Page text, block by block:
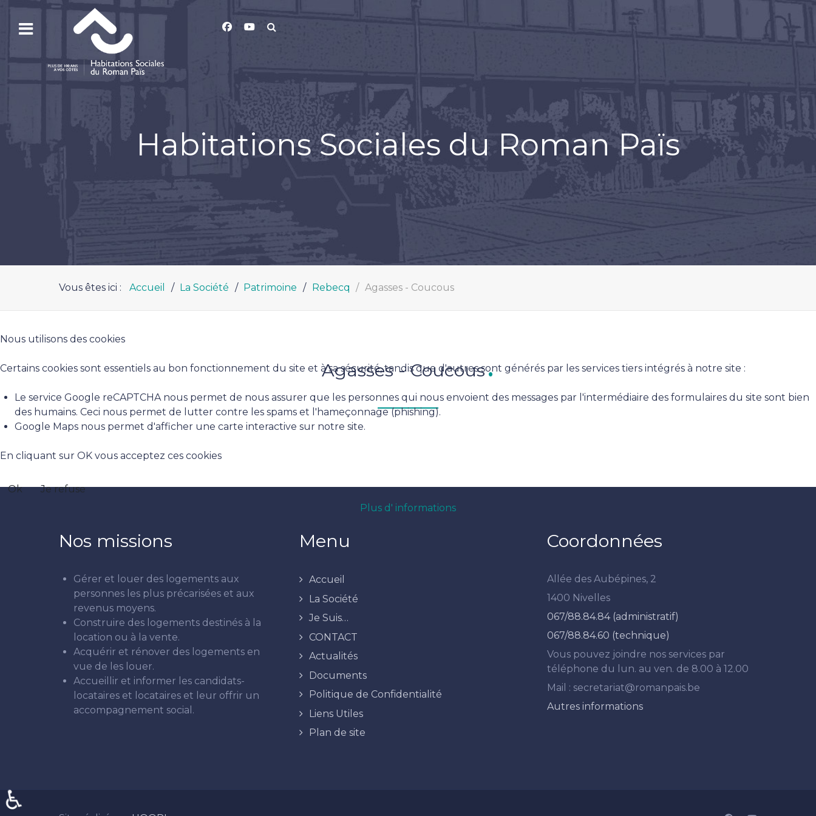
Habitations Sociales du Roman Païs
Vous êtes ici : Accueil La Société Patrimoine Rebecq Agasses - Coucous
Agasses - Coucous
Nos missions
Gérer et louer des logements aux
personnes les plus précarisées et aux
revenus moyens.
Construire des logements destinés à la
location ou à la vente.
Acquérir et rénover des logements en
vue de les louer.
Accueillir et informer les candidats-
locataires et locataires et leur offrir un
accompagnement social.
Menu
Accueil
La Société
Je Suis…
CONTACT
Actualités
Documents
Politique de Confidentialité
Liens Utiles
Plan de site
Coordonnées
Allée des Aubépines, 2
1400 Nivelles
067/88.84.84 (administratif)
067/88.84.60 (technique)
Vous pouvez joindre nos services par
téléphone du lun. au ven. de 8.00 à 12.00
Mail : secretariat@romanpais.be
Autres informations
Nous utilisons des cookies
Certains cookies sont essentiels au bon fonctionnement du site et à sa sécurité, tandis que d'autres sont générés par les services tiers intégrés à notre site :
Le service Google reCAPTCHA nous permet de nous assurer que les personnes qui nous envoient des messages par l'intermédiaire des formulaires du site sont bien
des humains. Ceci nous permet de lutter contre les spams et l'hameçonnage (phishing).
Google Maps nous permet d'afficher une carte interactive sur notre site.
En cliquant sur OK vous acceptez ces cookies
Ok
Je refuse
Plus d' informations